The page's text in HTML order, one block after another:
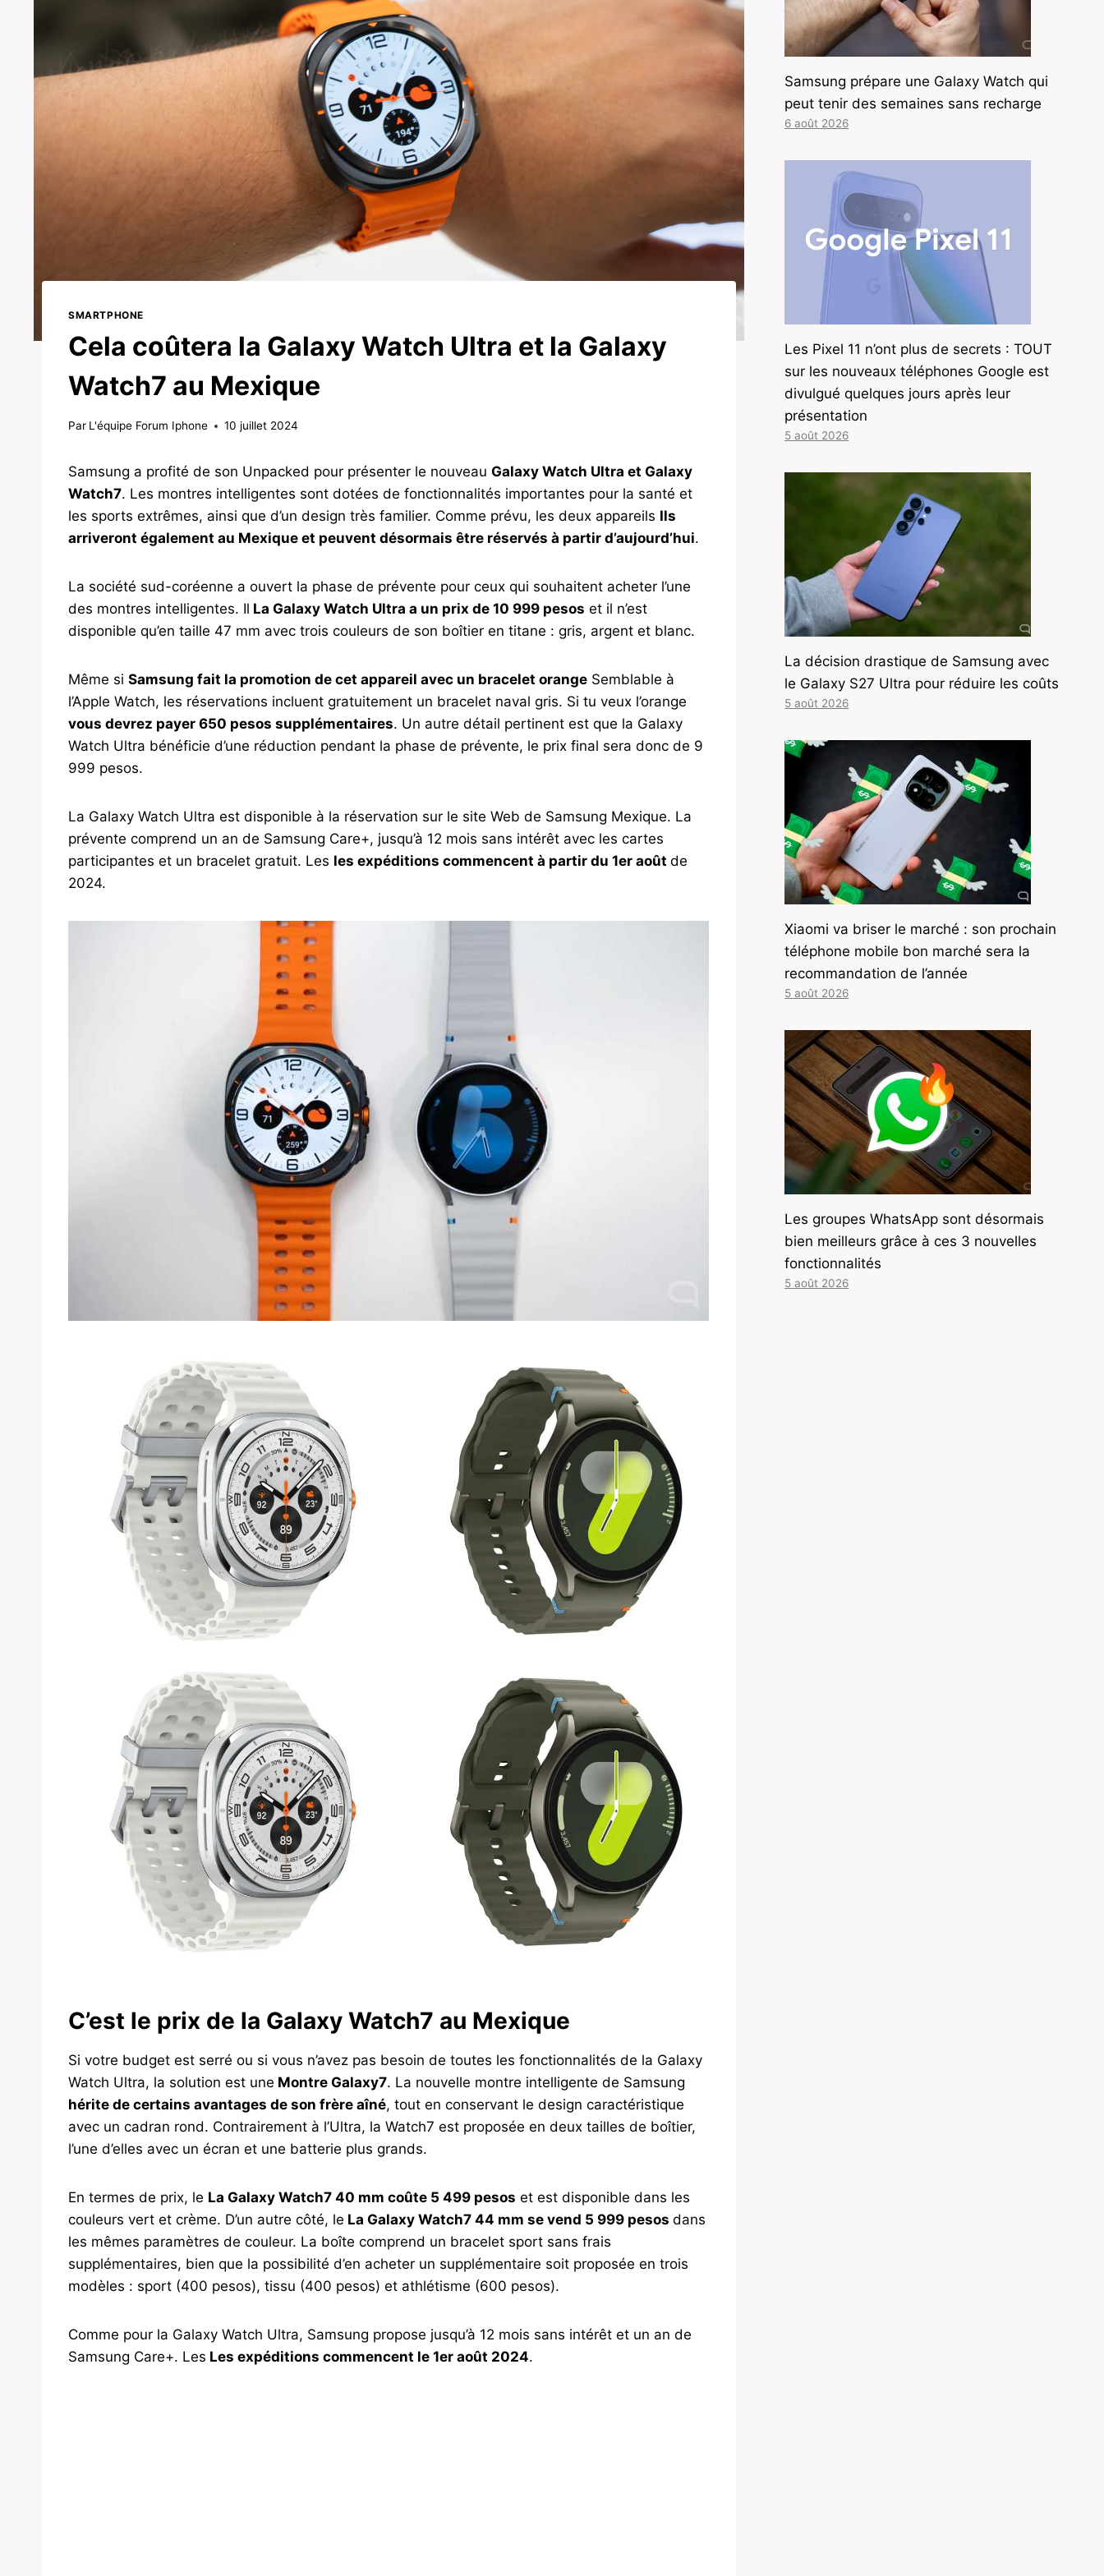
SMARTPHONE
Cela coûtera la Galaxy Watch Ultra et la Galaxy
Watch7 au Mexique
Par L'équipe Forum Iphone 10 juillet 2024
Samsung a profité de son Unpacked pour présenter le nouveau Galaxy Watch Ultra et Galaxy
Watch7. Les montres intelligentes sont dotées de fonctionnalités importantes pour la santé et
les sports extrêmes, ainsi que d’un design très familier. Comme prévu, les deux appareils Ils
arriveront également au Mexique et peuvent désormais être réservés à partir d’aujourd’hui.
La société sud-coréenne a ouvert la phase de prévente pour ceux qui souhaitent acheter l’une
des montres intelligentes. Il La Galaxy Watch Ultra a un prix de 10 999 pesos et il n’est
disponible qu’en taille 47 mm avec trois couleurs de son boîtier en titane : gris, argent et blanc.
Même si Samsung fait la promotion de cet appareil avec un bracelet orange Semblable à
l’Apple Watch, les réservations incluent gratuitement un bracelet naval gris. Si tu veux l’orange
vous devrez payer 650 pesos supplémentaires. Un autre détail pertinent est que la Galaxy
Watch Ultra bénéficie d’une réduction pendant la phase de prévente, le prix final sera donc de 9
999 pesos.
La Galaxy Watch Ultra est disponible à la réservation sur le site Web de Samsung Mexique. La
prévente comprend un an de Samsung Care+, jusqu’à 12 mois sans intérêt avec les cartes
participantes et un bracelet gratuit. Les les expéditions commencent à partir du 1er août de
2024.
C’est le prix de la Galaxy Watch7 au Mexique
Si votre budget est serré ou si vous n’avez pas besoin de toutes les fonctionnalités de la Galaxy
Watch Ultra, la solution est une Montre Galaxy7. La nouvelle montre intelligente de Samsung
hérite de certains avantages de son frère aîné, tout en conservant le design caractéristique
avec un cadran rond. Contrairement à l’Ultra, la Watch7 est proposée en deux tailles de boîtier,
l’une d’elles avec un écran et une batterie plus grands.
En termes de prix, le La Galaxy Watch7 40 mm coûte 5 499 pesos et est disponible dans les
couleurs vert et crème. D’un autre côté, le La Galaxy Watch7 44 mm se vend 5 999 pesos dans
les mêmes paramètres de couleur. La boîte comprend un bracelet sport sans frais
supplémentaires, bien que la possibilité d’en acheter un supplémentaire soit proposée en trois
modèles : sport (400 pesos), tissu (400 pesos) et athlétisme (600 pesos).
Comme pour la Galaxy Watch Ultra, Samsung propose jusqu’à 12 mois sans intérêt et un an de
Samsung Care+. Les Les expéditions commencent le 1er août 2024.
Samsung prépare une Galaxy Watch qui
peut tenir des semaines sans recharge
6 août 2026
Les Pixel 11 n’ont plus de secrets : TOUT
sur les nouveaux téléphones Google est
divulgué quelques jours après leur
présentation
5 août 2026
La décision drastique de Samsung avec
le Galaxy S27 Ultra pour réduire les coûts
5 août 2026
Xiaomi va briser le marché : son prochain
téléphone mobile bon marché sera la
recommandation de l’année
5 août 2026
Les groupes WhatsApp sont désormais
bien meilleurs grâce à ces 3 nouvelles
fonctionnalités
5 août 2026